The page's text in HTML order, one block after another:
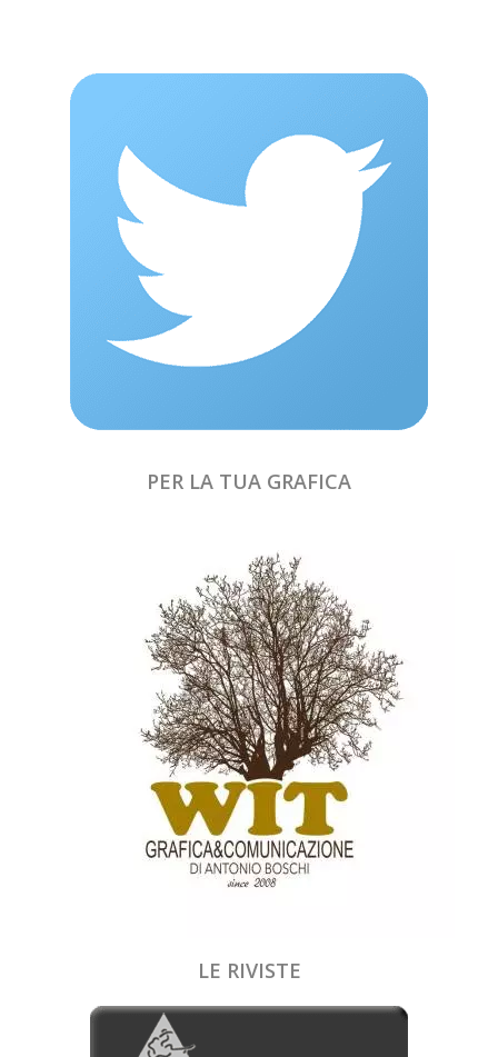
PER LA TUA GRAFICA
LE RIVISTE